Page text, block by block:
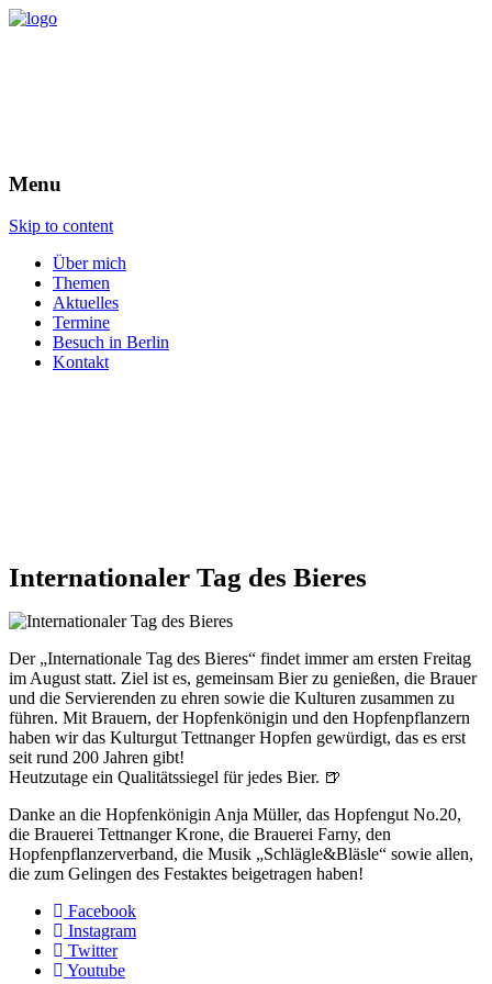
Menu
Skip to content
Über mich
Themen
Aktuelles
Termine
Besuch in Berlin
Kontakt
Internationaler Tag des Bieres
Der „Internationale Tag des Bieres“ findet immer am ersten Freitag
im August statt. Ziel ist es, gemeinsam Bier zu genießen, die Brauer
und die Servierenden zu ehren sowie die Kulturen zusammen zu
führen. Mit Brauern, der Hopfenkönigin und den Hopfenpflanzern
haben wir das Kulturgut Tettnanger Hopfen gewürdigt, das es erst
seit rund 200 Jahren gibt!
Heutzutage ein Qualitätssiegel für jedes Bier. 🍺
Danke an die Hopfenkönigin Anja Müller, das Hopfengut No.20,
die Brauerei Tettnanger Krone, die Brauerei Farny, den
Hopfenpflanzerverband, die Musik „Schlägle&Bläsle“ sowie allen,
die zum Gelingen des Festaktes beigetragen haben!
Facebook
Instagram
Twitter
Youtube